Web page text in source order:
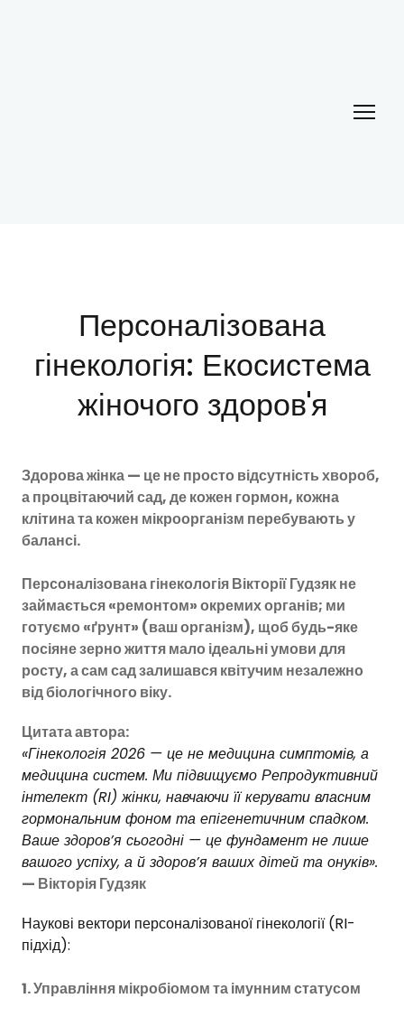
Персоналізована
гінекологія: Екосистема
жіночого здоров'я
Здорова жінка — це не просто відсутність хвороб,
а процвітаючий сад, де кожен гормон, кожна
клітина та кожен мікроорганізм перебувають у
балансі.
Персоналізована гінекологія Вікторії Гудзяк не
займається «ремонтом» окремих органів; ми
готуємо «ґрунт» (ваш організм), щоб будь-яке
посіяне зерно життя мало ідеальні умови для
росту, а сам сад залишався квітучим незалежно
від біологічного віку.
Цитата автора:
«Гінекологія 2026 — це не медицина симптомів, а
медицина систем. Ми підвищуємо Репродуктивний
інтелект (RI) жінки, навчаючи її керувати власним
гормональним фоном та епігенетичним спадком.
Ваше здоров’я сьогодні — це фундамент не лише
вашого успіху, а й здоров’я ваших дітей та онуків».
— Вікторія Гудзяк
Наукові вектори персоналізованої гінекології (RI-
підхід):
1. Управління мікробіомом та імунним статусом